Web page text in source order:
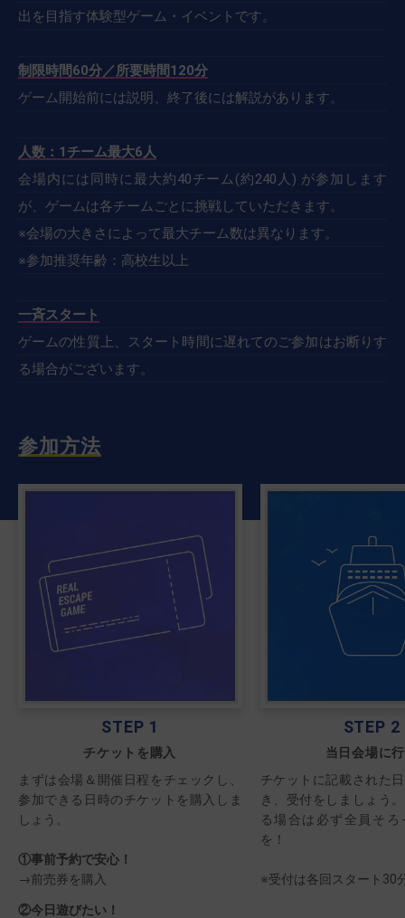
出を目指す体験型ゲーム・イベントです。
制限時間60分／所要時間120分
ゲーム開始前には説明、終了後には解説があります。
人数：1チーム最大6人
会場内には同時に最大約40チーム(約240人) が参加します
が、ゲームは各チームごとに挑戦していただきます。
※会場の大きさによって最大チーム数は異なります。
※参加推奨年齢：高校生以上
一斉スタート
ゲームの性質上、スタート時間に遅れてのご参加はお断りす
る場合がございます。
参加方法
STEP 1
チケットを購入
まずは会場＆開催日程をチェックし、
参加できる日時のチケットを購入しま
しょう。
①事前予約で安心！
→前売券を購入
②今日遊びたい！
STEP 2
当日会場に
チケットに記載された
き、受付をしましょう
る場合は必ず全員そろ
を！
※受付は各回スタート30